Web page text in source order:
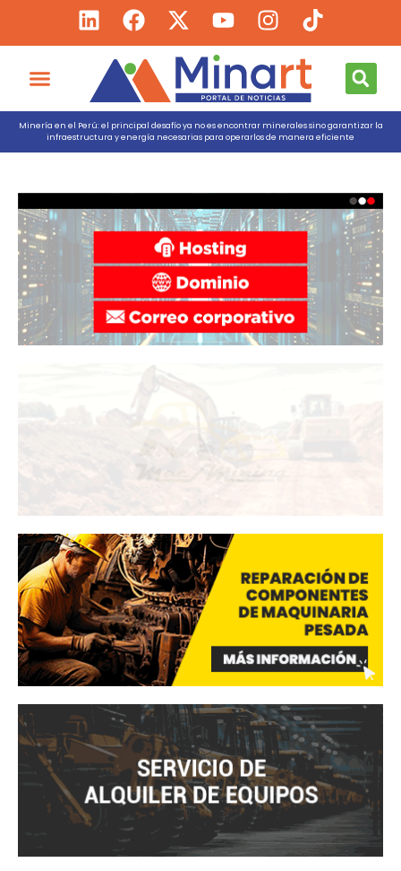
Minería en el Perú: el principal desafío ya no es encontrar minerales sino garantizar la
infraestructura y energía necesarias para operarlos de manera eficiente